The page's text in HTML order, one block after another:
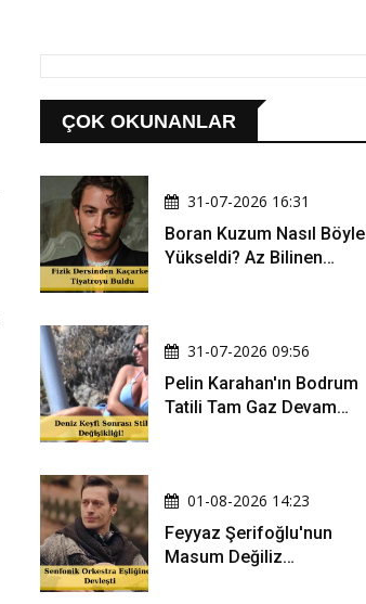
ÇOK OKUNANLAR
31-07-2026 16:31
Boran Kuzum Nasıl Böyle
Yükseldi? Az Bilinen
31-07-2026 09:56
Pelin Karahan'ın Bodrum
Tatili Tam Gaz Devam
01-08-2026 14:23
Feyyaz Şerifoğlu'nun
Masum Değiliz